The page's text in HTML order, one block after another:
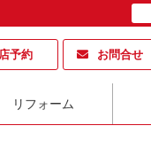
予約 お問合せ
リフォーム